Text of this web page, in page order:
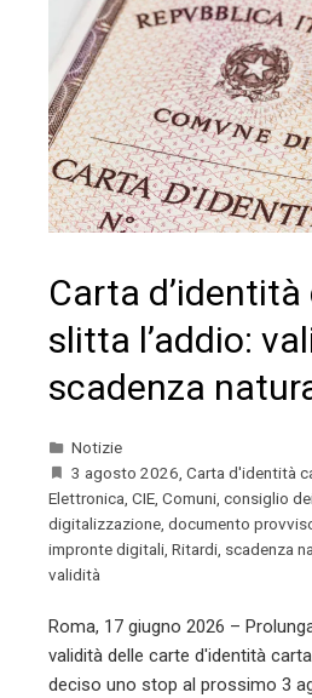
Carta
slitta l’addio:
scadenza
Notizie
3 agosto 2026, Carta d'identità
Elettronica, CIE, Comuni, consiglio
digitalizzazione, documento
impronte digitali, Ritardi, scadenza
validità
Roma, 17 giugno 2026 –
validità delle carte d'identità
deciso uno stop al prossimo 3